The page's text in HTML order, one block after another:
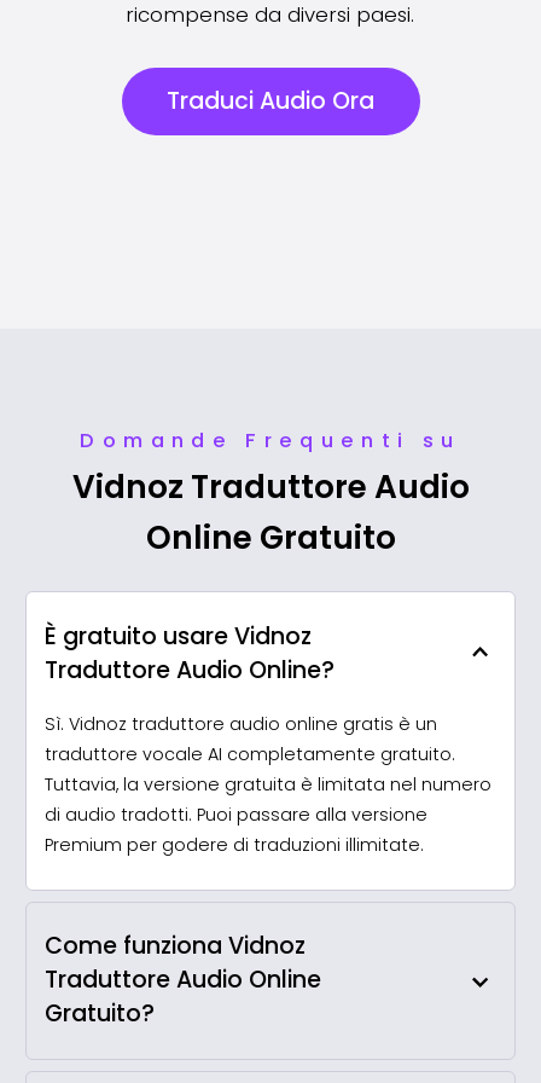
canale.
Traduci Audio Ora
Domande Frequenti su
Vidnoz Traduttore Audio
Online Gratuito
È gratuito usare Vidnoz
Traduttore Audio Online?
Sì. Vidnoz traduttore audio online gratis è un
traduttore vocale AI completamente gratuito.
Tuttavia, la versione gratuita è limitata nel numero
di audio tradotti. Puoi passare alla versione
Premium per godere di traduzioni illimitate.
Come funziona Vidnoz
Traduttore Audio Online
Gratuito?